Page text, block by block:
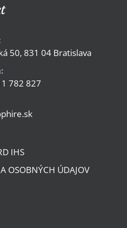
50, 831 04 Bratislava
782 827
IHS
OSOBNÝCH ÚDAJOV